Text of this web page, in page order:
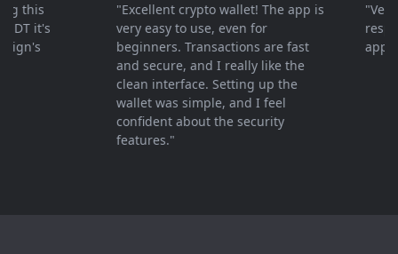
it's
"Excellent crypto wallet! The app is
very easy to use, even for
beginners. Transactions are fast
and secure, and I really like the
clean interface. Setting up the
wallet was simple, and I feel
confident about the security
features."
"Very